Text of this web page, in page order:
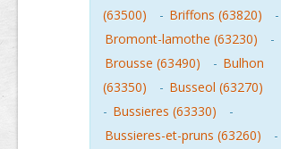
(63500)
- Briffons (63820)
-
Bromont-lamothe (63230)
-
Brousse (63490)
- Bulhon
(63350)
- Busseol (63270)
- Bussieres (63330)
-
Bussieres-et-pruns (63260)
-